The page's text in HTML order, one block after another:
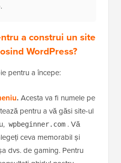
a construi un site
WordPress?
pentru a începe:
. Acesta va fi numele pe
pentru a vă găsi site-ul
wpbeginner.com . Vă
ceva memorabil și
dvs. de gaming. Pentru